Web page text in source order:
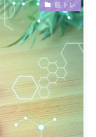
筋トレ